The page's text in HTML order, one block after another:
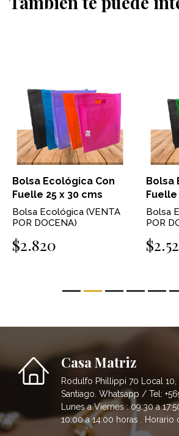
Bolsa Ecológica Con
Fuelle 25 x 30 cms
Bolsa Ecológica (VENTA
POR DOCENA)
$2.820
Bolsa
Fuelle
Bolsa
POR
Casa Matriz
Rodulfo Phillippi 70 Local 10,
Santiago. Whatsapp / Tel:
Lunes a Viernes : 09:30 a
10:00 a 14:00 horas . Horario